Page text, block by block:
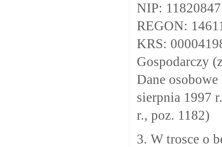
NIP:
REGON:
KRS:
Gospodarczy
Dane
sierpnia 1997
r., poz. 1182)
3. W trosce o